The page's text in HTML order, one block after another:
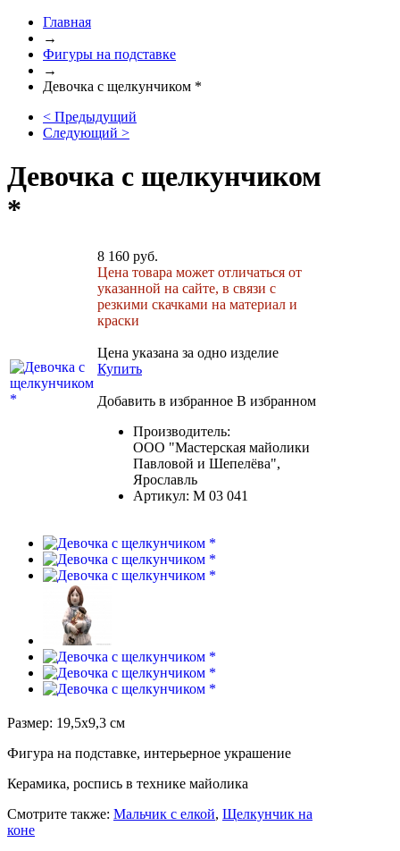
Главная
→
Фигуры на подставке
→
Девочка с щелкунчиком *
< Предыдущий
Следующий >
Девочка с щелкунчиком
*
8 160 руб.
Цена товара может отличаться от
указанной на сайте, в связи с
резкими скачками на материал и
краски
Цена указана за одно изделие
Купить
Добавить в избранное В избранном
Производитель:
ООО "Мастерская майолики
Павловой и Шепелёва",
Ярославль
Артикул: M 03 041
Размер: 19,5х9,3 см
Фигура на подставке, интерьерное украшение
Керамика, роспись в технике майолика
Смотрите также: Мальчик с елкой, Щелкунчик на
коне